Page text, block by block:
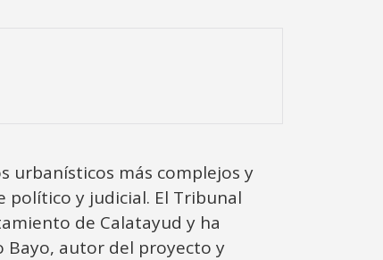
urbanísticos más complejos y
político y judicial. El Tribunal
de Calatayud y ha
Bayo, autor del proyecto y